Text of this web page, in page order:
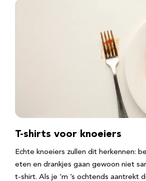
T-shirts voor knoeiers
Echte knoeiers zullen dit herkennen:
eten en drankjes gaan gewoon niet
t-shirt. Als je ‘m ’s ochtends aantrekt